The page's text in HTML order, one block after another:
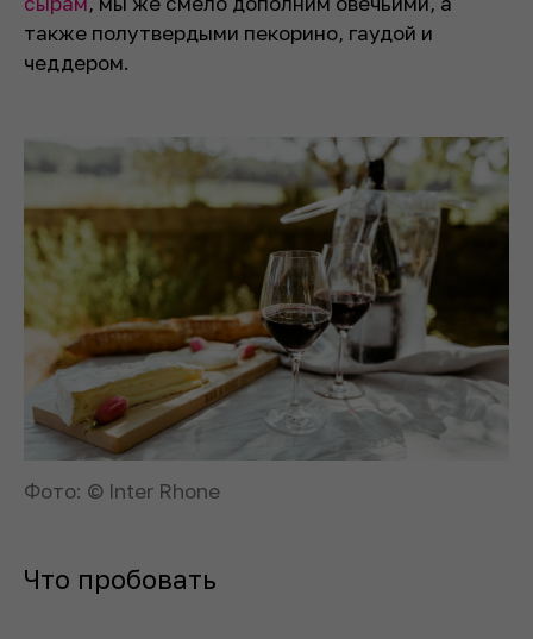
также полутвердыми пекорино, гаудой и
чеддером.
Фото: © Inter Rhone
Что пробовать